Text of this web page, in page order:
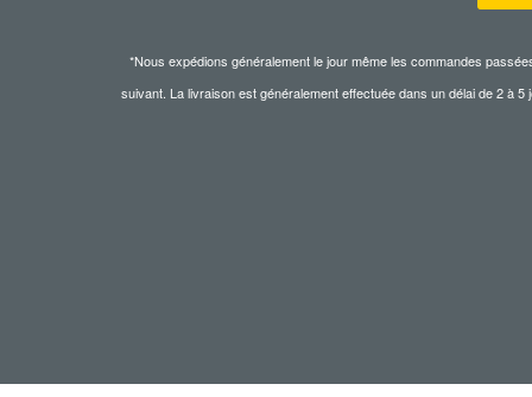
*Nous expédions généralement le jour même les commandes
suivant. La livraison est généralement effectuée dans un délai de 2 à 5